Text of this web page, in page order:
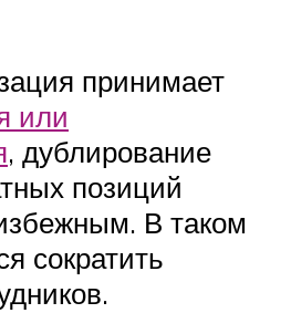
принимает
или
, дублирование
позиций
В таком
сократить